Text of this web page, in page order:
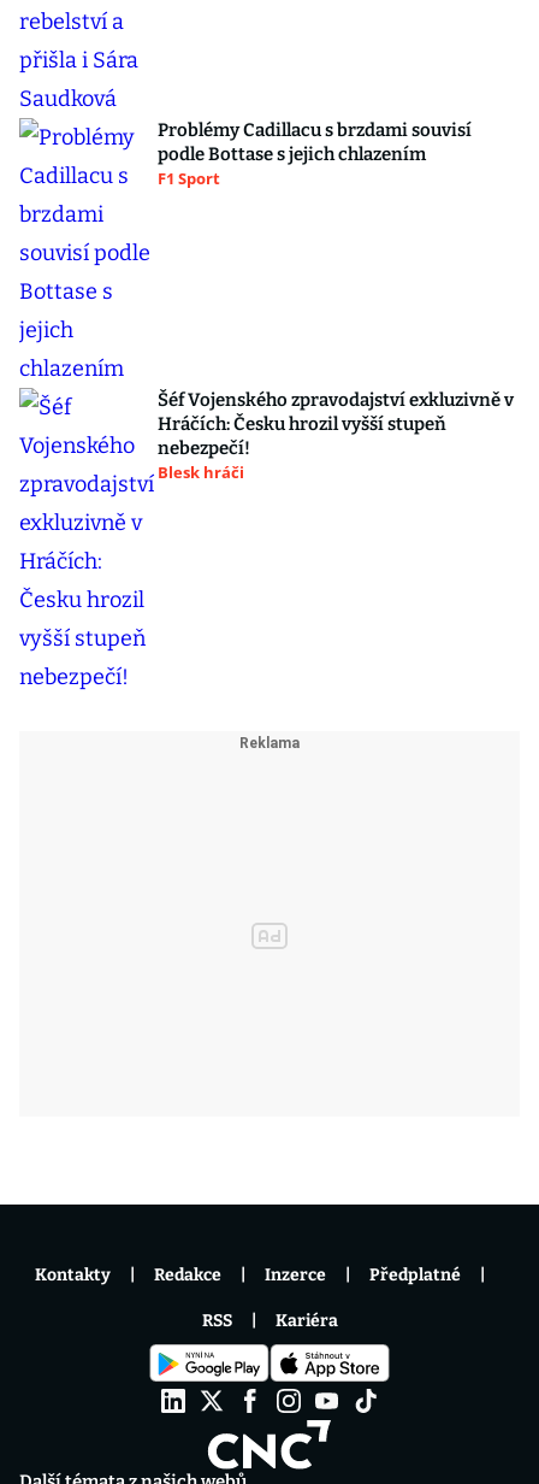
Problémy Cadillacu s brzdami souvisí
podle Bottase s jejich chlazením
F1 Sport
Šéf Vojenského zpravodajství exkluzivně v
Hráčích: Česku hrozil vyšší stupeň
nebezpečí!
Blesk hráči
Kontakty Redakce Inzerce Předplatné
RSS Kariéra